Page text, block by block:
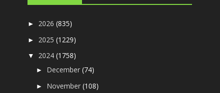
► 2026(835)
► 2025(1229)
▼ 2024(1758)
► December(74)
► November(108)